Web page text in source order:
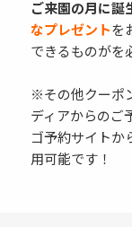
ご来園の月に誕
なプレゼントを
できるものがを
※その他クーポ
ディアからのご
ゴ予約サイトか
用可能です！